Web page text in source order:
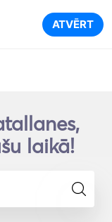
ATVĒRT
laikā!